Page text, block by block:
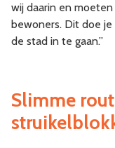
wij daarin en
bewoners. Dit doe
de stad in te gaan.”
Slimme